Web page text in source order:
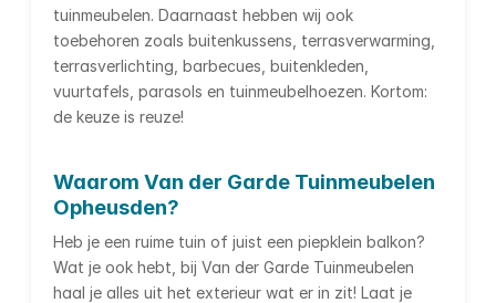
tuinmeubelen. Daarnaast hebben wij ook
toebehoren zoals buitenkussens, terrasverwarming,
terrasverlichting, barbecues, buitenkleden,
vuurtafels, parasols en tuinmeubelhoezen. Kortom:
de keuze is reuze!
Waarom Van der Garde Tuinmeubelen
Opheusden?
Heb je een ruime tuin of juist een piepklein balkon?
Wat je ook hebt, bij Van der Garde Tuinmeubelen
haal je alles uit het exterieur wat er in zit! Laat je